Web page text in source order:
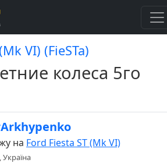
VI) (FieSTa)
колеса 5го
на Ford Fiesta ST (Mk VI)
Україна